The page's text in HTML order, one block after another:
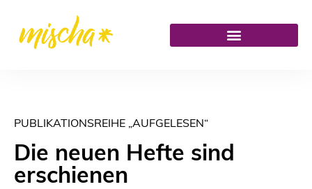
PUBLIKATIONSREIHE „AUFGELESEN“
Die neuen Hefte sind
erschienen